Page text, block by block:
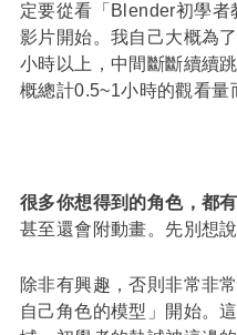
定要從看「Blender初學
影片開始。我自己大概為
小時以上，中間斷斷續續
概總計0.5~1小時的觀看量
很多你想得到的角色，都
甚至還會附動畫。先別想
除非有興趣，否則非常非
自己角色的模型」開始。